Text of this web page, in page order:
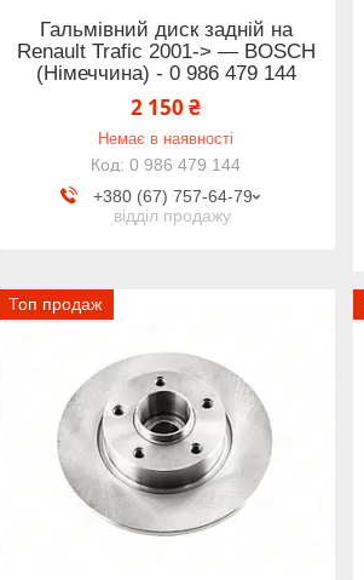
Гальмівний диск задній на
Renault Trafic 2001-> — BOSCH
(Німеччина) - 0 986 479 144
2 150 ₴
Немає в наявності
0 986 479 144
+380 (67) 757-64-79
відділ продажу
Топ продаж